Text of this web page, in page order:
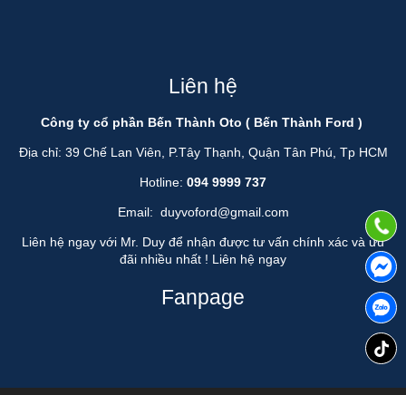
Liên hệ
Công ty cổ phần Bến Thành Oto ( Bến Thành Ford )
Địa chỉ: 39 Chế Lan Viên, P.Tây Thạnh, Quận Tân Phú, Tp HCM
Hotline: 094 9999 737
Email: duyvoford@gmail.com
Liên hệ ngay với Mr. Duy để nhận được tư vấn chính xác và ưu
đãi nhiều nhất ! Liên hệ ngay
Fanpage